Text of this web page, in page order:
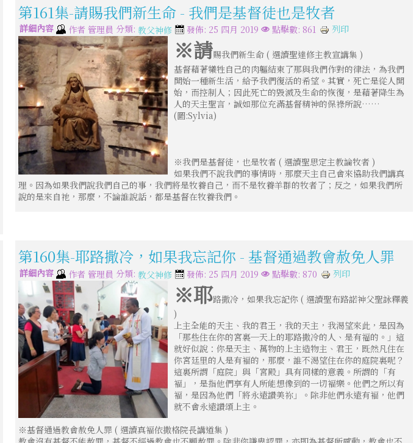
第161集-請賜我們新生命 - 我們是基督徒也是牧者
詳細內容 作者 管理員 分類: 教父神修 發佈: 25 四月 2019 點擊數: 861 列印
※請賜我們新生命 ( 選讀聖達修主教宣講集 )
基督藉著犧牲自己的肉軀結束了那與我們作對的律法，為我們
開始一種新生活，給予我們復活的希望。其實，死亡是從人開
始，而控制人；因此死亡的毀滅及生命的恢復，是藉著降生為
人的天主聖言，誠如那位充滿基督精神的保祿所說……
(圖:Sylvia)
※我們是基督徒，也是牧者 ( 選讀聖思定主教論牧者 )
如果我們不說我們的事情時，那麼天主自己會來協助我們講真
理。因為如果我們說我們自己的事，我們將是牧養自己，而不是牧養羊群的牧者了；反之，如果我們所
說的是來自祂，那麼，不論誰說話，都是基督在牧養我們。
第160集-耶路撒冷，如果我忘記你 - 基督通過教會赦免人罪
詳細內容 作者 管理員 分類: 教父神修 發佈: 25 四月 2019 點擊數: 870 列印
※耶路撒冷，如果我忘記你 ( 選讀聖布路諾神父聖詠釋義
)
上主全能的天主、我的君王，我的天主，我渴望來此，是因為
「那些住在你的宮裏─天上的耶路撒冷的人、是有福的。」這
就好似說：你是天主、萬物的上主造物主、君王，既然凡住在
你宮廷里的人是有褔的，那麼，誰不渴望住在你的庭院裏呢？
這裏所謂「庭院」與「宮殿」具有同樣的意義。所謂的「有
褔」，是指他們享有人所能想像到的一切褔樂。他們之所以有
褔，是因為他們「將永遠讚美祢」。除非他們永遠有褔，他們
就不會永遠讚頌上主。
※基督通過教會赦免人罪 ( 選讀真褔依撒格院長講道集 )